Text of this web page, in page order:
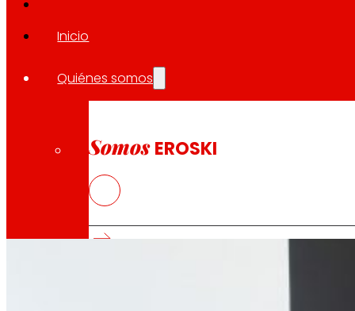
Inicio
Quiénes somos
Somos EROSKI
Volver a todas las noticias
23.03.2026
La Universidad del País
evidencia científica